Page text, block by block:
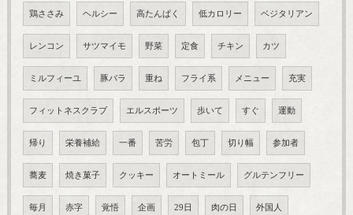
鶏ささみ ヘルシー 高たんぱく 低カロリー ベジタリアン
レンコン サツマイモ 野菜 定食 チキン カツ
ミルフィーユ 豚バラ 重ね フライ系 メニュー 充実
フィットネスクラブ エルスポーツ 歩いて すぐ 運動
帰り 栄養補給 一番 苦労 包丁 切り幅 参加者
蕎麦 焼き菓子 クッキー オートミール グルテンフリー
毎月 赤字 覚悟 企画 29日 肉の日 外国人